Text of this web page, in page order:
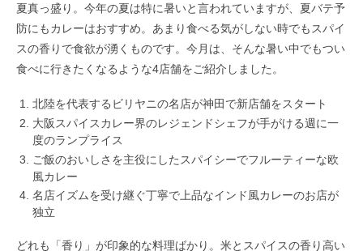
夏真っ盛り。今年の夏は特に暑いと言われていますが、夏バテ予
防にもカレーはおすすめ。あまり食べる気がしない時でもスパイ
スの香りで食欲が湧くものです。今月は、そんな暑い中でもつい
食べに行きたくなるような4店舗をご紹介しました。
北陸を代表するビリヤニの名店が神田で新店舗をスタート
大阪スパイスカレー界のレジェンドシェフが手がける週に一
度のランプライス
ご飯のおいしさを主役にしたスパイシーでフルーティーな欧
風カレー
名店イズムを受け継ぐ丁寧で上品なインド風カレーのお店が
独立
どれも「香り」が印象的な料理ばかり。米とスパイスの香り高い